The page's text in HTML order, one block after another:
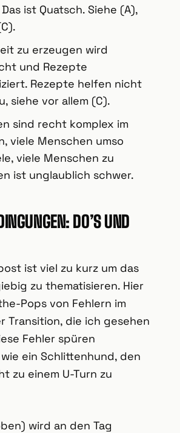
ist Quatsch. Siehe (A),
zu erzeugen wird
und Rezepte
Rezepte helfen nicht
siehe vor allem (C).
sind recht komplex im
viele Menschen umso
viele Menschen zu
ist unglaublich schwer.
DO’S UND
ist viel zu kurz um das
zu thematisieren. Hier
Pops von Fehlern im
Transition, die ich gesehen
Fehler spüren
ein Schlittenhund, den
zu einem U-Turn zu
wird an den Tag